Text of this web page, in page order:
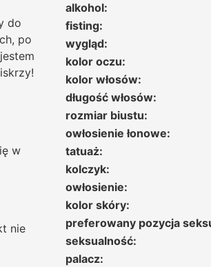
do
po
w
nie
alkohol:
fisting:
wygląd:
kolor oczu:
kolor włosów:
długość włosów:
rozmiar biustu:
owłosienie łonowe:
tatuaż:
kolczyk:
owłosienie:
kolor skóry:
preferowany pozycja
seksualność:
palacz: